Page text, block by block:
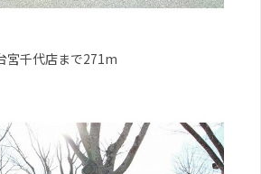
宮千代店まで271m